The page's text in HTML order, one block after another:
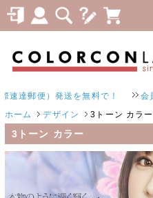
便）発送を無料で！ 会員様限
ホーム デザイン 3トーン カラー
3トーン カラー